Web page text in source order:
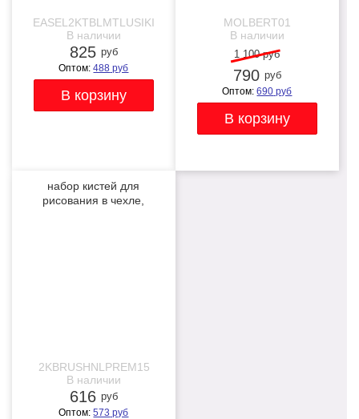
EASEL2KTBLMTLUSIKI
В наличии
825 руб
Оптом:488 руб
MOLBERT01
В наличии
1 100 руб
790 руб
Оптом:690 руб
набор кистей для
рисования в чехле,
2KBRUSHNLPREM15
В наличии
616 руб
Оптом:573 руб